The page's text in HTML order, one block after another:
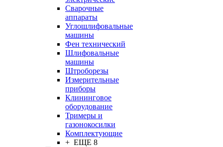
Сварочные
аппараты
Углошлифовальные
машины
Фен технический
Шлифовальные
машины
Штроборезы
Измерительные
приборы
Клининговое
оборудование
Тримеры и
газонокосилки
Комплектующие
+ ЕЩЕ 8